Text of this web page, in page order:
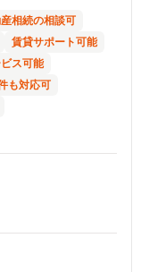
相続の相談可
賃貸サポート可能
ス可能
も対応可